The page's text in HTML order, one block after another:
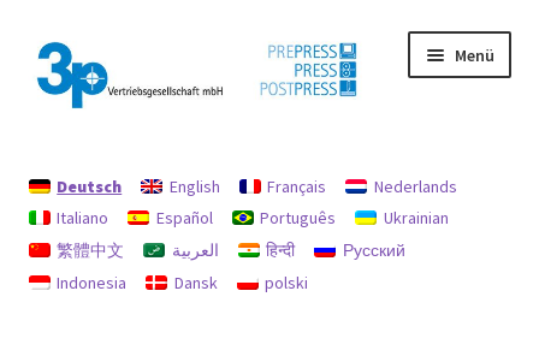
Zur
Navigation
springen
Zum
Inhalt
springen
Menü
Datenschutz
Gebrauchtmaschinen
Deutsch English Français
Nederlands
Italiano
Español Português
Ukrainian
繁體中文
العربية हिन्दी
Русский
Indonesia
Dansk polski